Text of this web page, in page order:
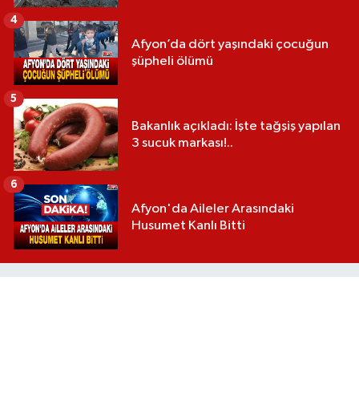
Afyon’da dört yaşındaki çocuğun
şüpheli ölümü
4
Bakanlık açıkladı: İşte tağşiş yapılan
3 sucuk markası!..
5
Afyon'da Aileler Arasındaki
Husumet Kanlı Bitti
6